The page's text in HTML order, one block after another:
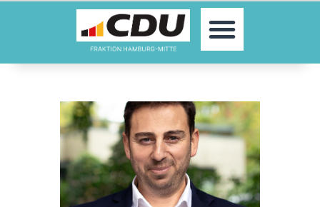
FRAKTION
AUSSCHÜSSE
AKTUELLES
THEMEN/INITIATIVEN
TERMINE